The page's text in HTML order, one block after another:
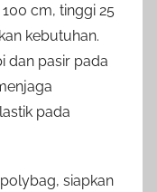
cm, tinggi 25
kebutuhan.
dan pasir pada
pada
siapkan